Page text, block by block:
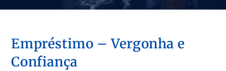
Empréstimo – Vergonha e
Confiança